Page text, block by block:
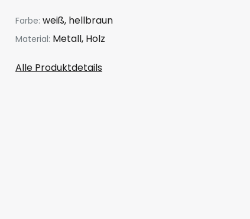
Farbe: weiß, hellbraun
Material: Metall, Holz
Alle Produktdetails